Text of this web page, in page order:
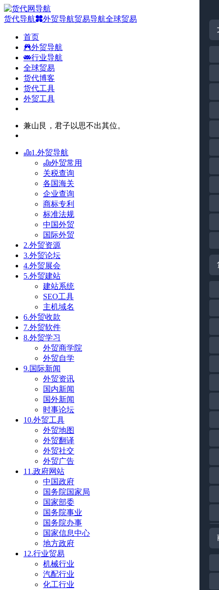
货代导航 外贸导航贸易导航全球贸易
首页
外贸导航
行业导航
全球贸易
货代博客
货代工具
外贸工具
兼山艮，君子以思不出其位。
1.外贸导航
外贸常用
关税查询
各国海关
企业查询
商标专利
标准法规
中国外贸
国际外贸
2.外贸资源
3.外贸论坛
4.外贸展会
5.外贸建站
建站系统
SEO工具
主机域名
6.外贸收款
7.外贸软件
8.外贸学习
外贸商学院
外贸自学
9.国际新闻
外贸资讯
国内新闻
国外新闻
时事论坛
10.外贸工具
外贸地图
外贸翻译
外贸社交
外贸广告
11.政府网站
中国政府
国务院国家局
国家部委
国务院事业
国务院办事
国家信息中心
地方政府
12.行业贸易
机械行业
汽配行业
化工行业